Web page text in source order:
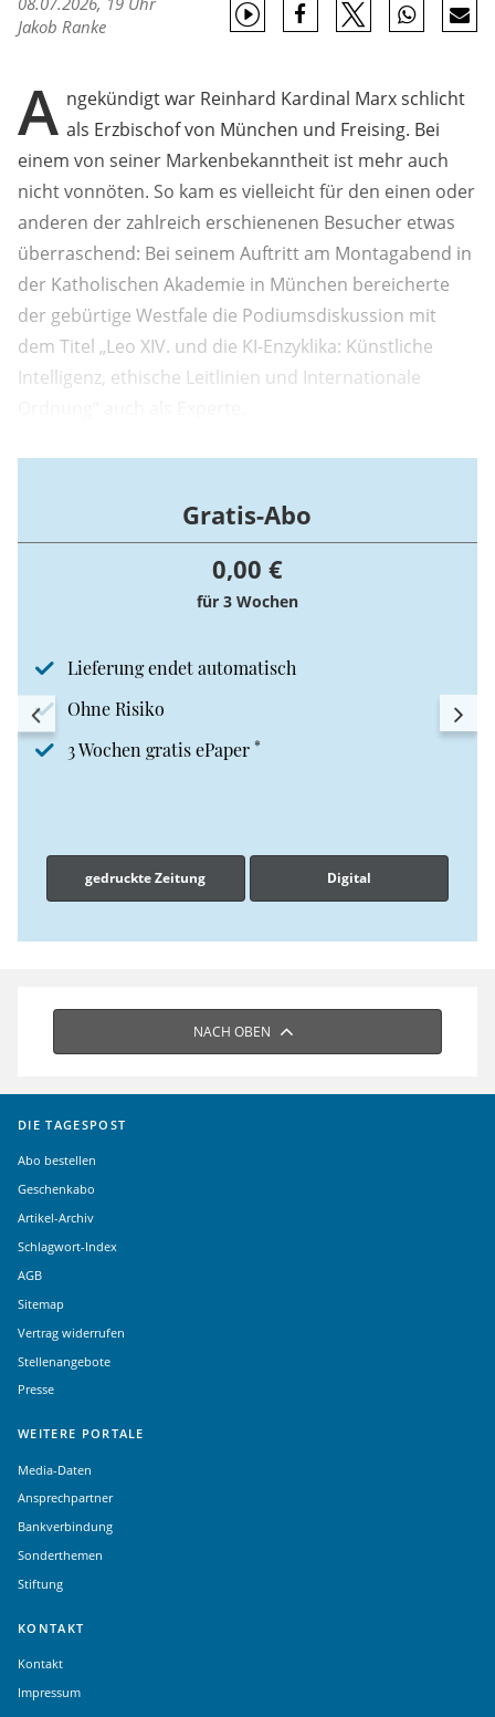
Jakob Ranke
A ngekündigt war Reinhard Kardinal Marx schlicht
als Erzbischof von München und Freising. Bei
einem von seiner Markenbekanntheit ist mehr auch
nicht vonnöten. So kam es vielleicht für den einen oder
anderen der zahlreich erschienenen Besucher etwas
überraschend: Bei seinem Auftritt am Montagabend in
der Katholischen Akademie in München bereicherte
der gebürtige Westfale die Podiumsdiskussion mit
dem Titel „Leo XIV. und die KI-Enzyklika: Künstliche
Intelligenz, ethische Leitlinien und Internationale
Gratis-Abo
0,00 €
für 3 Wochen
Lieferung endet automatisch
Ohne Risiko
3 Wochen gratis ePaper *
gedruckte Zeitung Digital
NACH OBEN
DIE TAGESPOST
Abo bestellen
Geschenkabo
Artikel-Archiv
Schlagwort-Index
AGB
Sitemap
Vertrag widerrufen
Stellenangebote
Presse
WEITERE PORTALE
Media-Daten
Ansprechpartner
Bankverbindung
Sonderthemen
Stiftung
KONTAKT
Kontakt
Impressum